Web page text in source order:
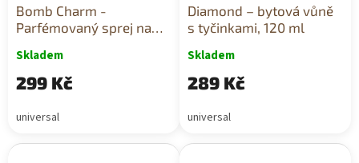
Bomb Charm -
Parfémovaný sprej na
Skladem
299 Kč
universal
Diamond – bytová vůně
s tyčinkami, 120 ml
Skladem
289 Kč
universal